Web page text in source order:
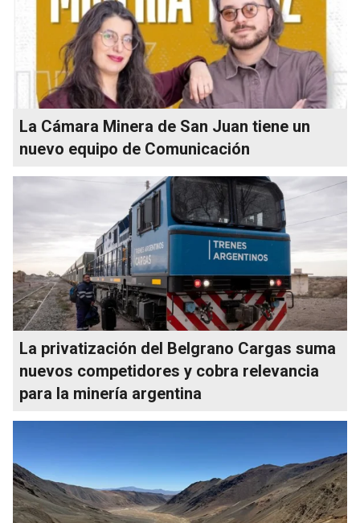
La Cámara Minera de San Juan tiene un
nuevo equipo de Comunicación
La privatización del Belgrano Cargas suma
nuevos competidores y cobra relevancia
para la minería argentina